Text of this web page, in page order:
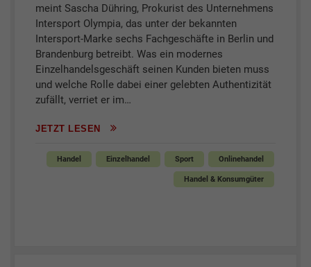
meint Sascha Dühring, Prokurist des Unternehmens
Intersport Olympia, das unter der bekannten
Intersport-Marke sechs Fachgeschäfte in Berlin und
Brandenburg betreibt. Was ein modernes
Einzelhandelsgeschäft seinen Kunden bieten muss
und welche Rolle dabei einer gelebten Authentizität
zufällt, verriet er im…
JETZT LESEN
Handel Einzelhandel Sport Onlinehandel
Handel & Konsumgüter